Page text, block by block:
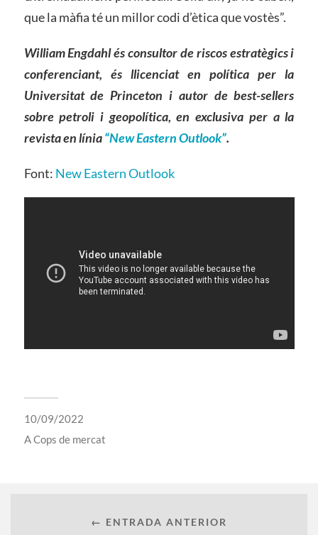
que la màfia té un millor codi d’ètica que vostès”.
William Engdahl és consultor de riscos estratègics i
conferenciant, és llicenciat en política per la
Universitat de Princeton i autor de best-sellers
sobre petroli i geopolítica, en exclusiva per a la
revista en línia“New Eastern Outlook”.
Font: New Eastern Outlook
10/09/2022
ACops de mercat
← ENTRADA ANTERIOR